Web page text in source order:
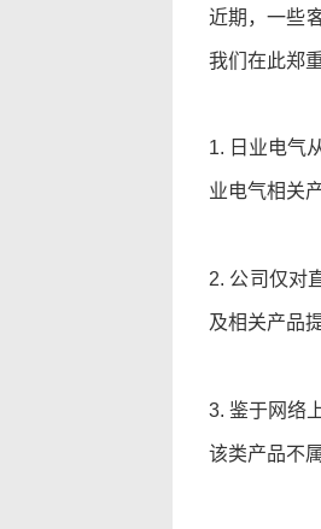
近期，一些
我们在此郑
1. 日业电气
业电气相关
2. 公司仅对
及相关产品
3. 鉴于网络
该类产品不